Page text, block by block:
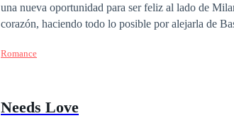
una nueva oportunidad para ser feliz al lado de
corazón, haciendo todo lo posible por alejarla de
Crystalle Bellowk. Lo que no sabe es que ella está
contrario ¿Caerán ante las tentaciones y pasiones
Romance
Needs Love